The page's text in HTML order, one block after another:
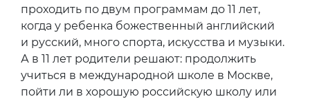
проходить по двум программам до 11 лет,
когда у ребенка божественный английский
и русский, много спорта, искусства и музыки.
А в 11 лет родители решают: продолжить
учиться в международной школе в Москве,
пойти ли в хорошую российскую школу или